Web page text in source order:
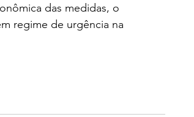
das medidas, o
regime de urgência na